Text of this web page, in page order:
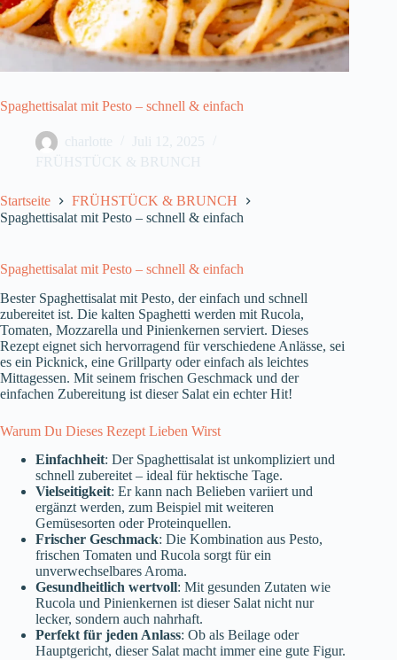
Spaghettisalat mit Pesto – schnell & einfach
charlotte
Juli 12, 2025
FRÜHSTÜCK & BRUNCH
Startseite
FRÜHSTÜCK & BRUNCH
Spaghettisalat mit Pesto – schnell & einfach
Spaghettisalat mit Pesto – schnell & einfach
Bester Spaghettisalat mit Pesto, der einfach und schnell
zubereitet ist. Die kalten Spaghetti werden mit Rucola,
Tomaten, Mozzarella und Pinienkernen serviert. Dieses
Rezept eignet sich hervorragend für verschiedene Anlässe, sei
es ein Picknick, eine Grillparty oder einfach als leichtes
Mittagessen. Mit seinem frischen Geschmack und der
einfachen Zubereitung ist dieser Salat ein echter Hit!
Warum Du Dieses Rezept Lieben Wirst
Einfachheit: Der Spaghettisalat ist unkompliziert und
schnell zubereitet – ideal für hektische Tage.
Vielseitigkeit: Er kann nach Belieben variiert und
ergänzt werden, zum Beispiel mit weiteren
Gemüsesorten oder Proteinquellen.
Frischer Geschmack: Die Kombination aus Pesto,
frischen Tomaten und Rucola sorgt für ein
unverwechselbares Aroma.
Gesundheitlich wertvoll: Mit gesunden Zutaten wie
Rucola und Pinienkernen ist dieser Salat nicht nur
lecker, sondern auch nahrhaft.
Perfekt für jeden Anlass: Ob als Beilage oder
Hauptgericht, dieser Salat macht immer eine gute Figur.